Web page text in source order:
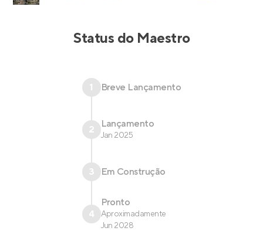
Status do Maestro
1 Breve Lançamento
2 Lançamento
Jan 2025
3 Em Construção
4
Pronto
Aproximadamente
Jun 2028